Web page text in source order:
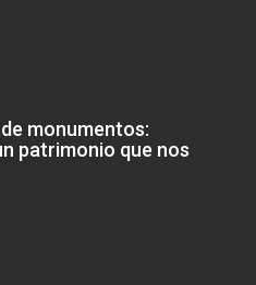
monumentos:
patrimonio que nos